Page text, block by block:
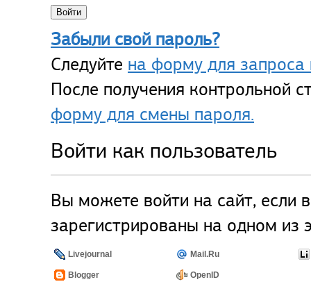
Забыли свой пароль?
Следуйте на форму для запроса
После получения контрольной
форму для смены пароля.
Войти как пользователь
Вы можете войти на сайт, если
зарегистрированы на одном из
Livejournal Mail.Ru
Blogger OpenID